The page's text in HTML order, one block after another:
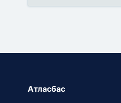
Атласбас